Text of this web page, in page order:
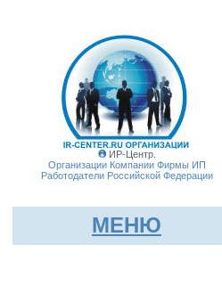
ИР-Центр.
Организации Компании Фирмы ИП
Работодатели Российской Федерации
МЕНЮ